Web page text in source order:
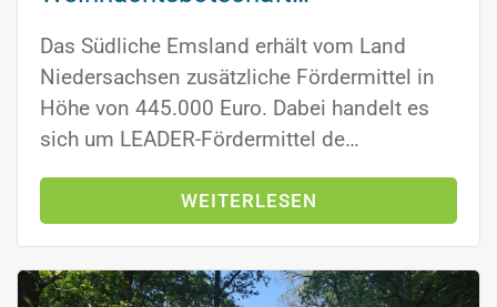
Das Südliche Emsland erhält vom Land
Niedersachsen zusätzliche Fördermittel in
Höhe von 445.000 Euro. Dabei handelt es
sich um LEADER-Fördermittel de…
WEITERLESEN